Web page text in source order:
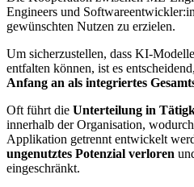
Engineers und
gewünschten Nutzen zu erzielen.
Um sicherzustellen, dass KI-
entfalten können, ist es
Anfang an als integriertes
Oft führt die Unterteilung in
innerhalb der Organisation,
Applikation getrennt entwickelt
ungenutztes Potenzial verloren
eingeschränkt.